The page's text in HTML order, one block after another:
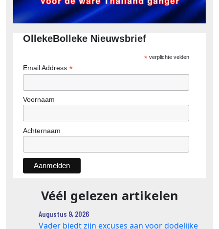
OllekeBolleke Nieuwsbrief
*verplichte velden
Email Address *
Voornaam
Achternaam
Véél gelezen artikelen
Augustus 9, 2026
Vader biedt zijn excuses aan voor dodelijke